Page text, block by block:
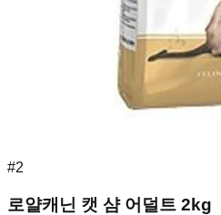
#2
로얄캐닌 캣 샴 어덜트 2kg